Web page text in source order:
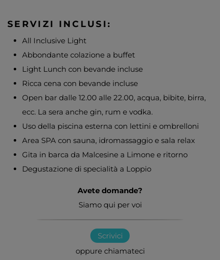
SERVIZI INCLUSI:
All Inclusive Light
Abbondante colazione a buffet
Light Lunch con bevande incluse
Ricca cena con bevande incluse
Open bar dalle 12.00 alle 22.00, acqua, bibite, birra,
ecc. La sera anche gin, rum e vodka.
Uso della piscina esterna con lettini e ombrelloni
Area SPA con sauna, idromassaggio e sala relax
Gita in barca da Malcesine a Limone e ritorno
Degustazione di specialità a Loppio
Avete domande?
Siamo qui per voi
Scrivici
oppure chiamateci